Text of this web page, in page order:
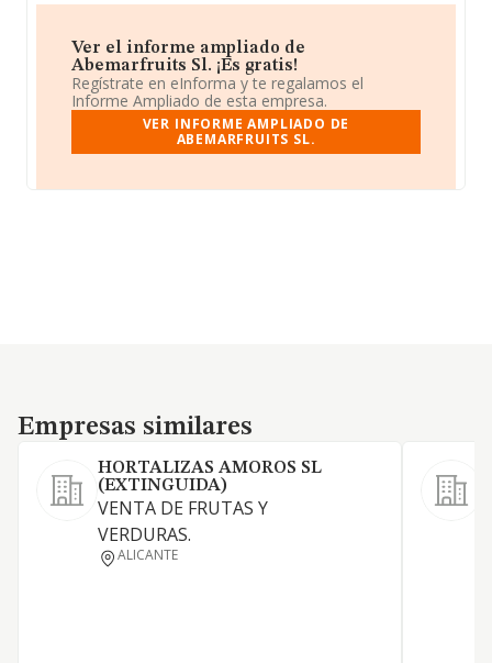
Ver el informe ampliado de
Abemarfruits Sl. ¡Es gratis!
Regístrate en eInforma y te regalamos el
Informe Ampliado de esta empresa.
VER INFORME AMPLIADO DE
ABEMARFRUITS SL.
Empresas similares
Empresas similares
HORTALIZAS AMOROS SL
(EXTINGUIDA)
VENTA DE FRUTAS Y
VERDURAS.
ALICANTE